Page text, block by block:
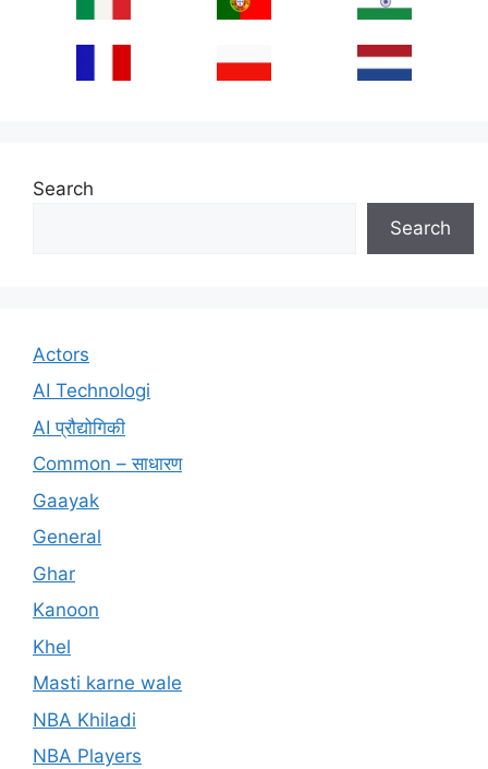
Search
Search
Actors
AI Technologi
AI प्रौद्योगिकी
Common – साधारण
Gaayak
General
Ghar
Kanoon
Khel
Masti karne wale
NBA Khiladi
NBA Players